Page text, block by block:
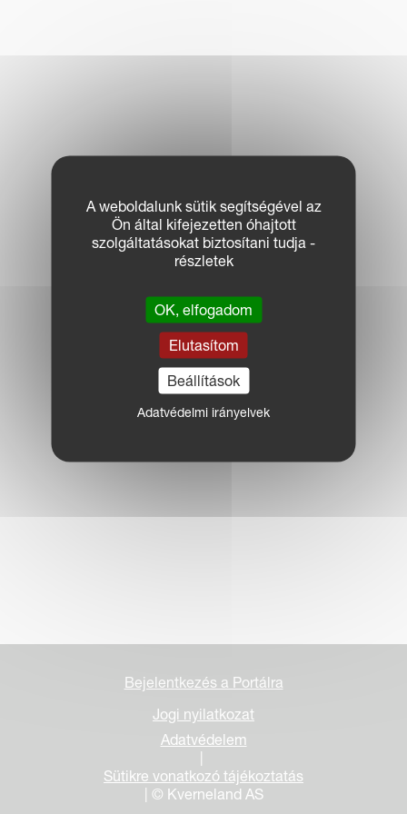
Bejelentkezés a Portálra
Jogi nyilatkozat
Adatvédelem
Sütikre vonatkozó tájékoztatás
| © Kverneland AS
A weboldalunk sütik segítségével az
Ön által kifejezetten óhajtott
szolgáltatásokat biztosítani tudja -
részletek
OK, elfogadom
Elutasítom
Beállítások
Adatvédelmi irányelvek